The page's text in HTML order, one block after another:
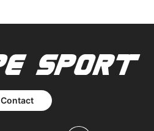
Contact